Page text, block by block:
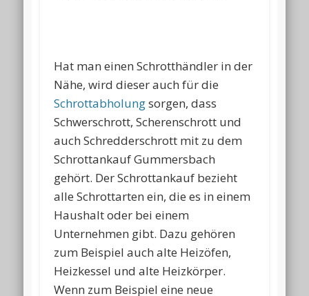
Hat man einen Schrotthändler in der
Nähe, wird dieser auch für die
Schrottabholungsorgen, dass
Schwerschrott, Scherenschrott und
auch Schredderschrott mit zu dem
Schrottankauf Gummersbach
gehört. Der Schrottankauf bezieht
alle Schrottarten ein, die es in einem
Haushalt oder bei einem
Unternehmen gibt. Dazu gehören
zum Beispiel auch alte Heizöfen,
Heizkessel und alte Heizkörper.
Wenn zum Beispiel eine neue